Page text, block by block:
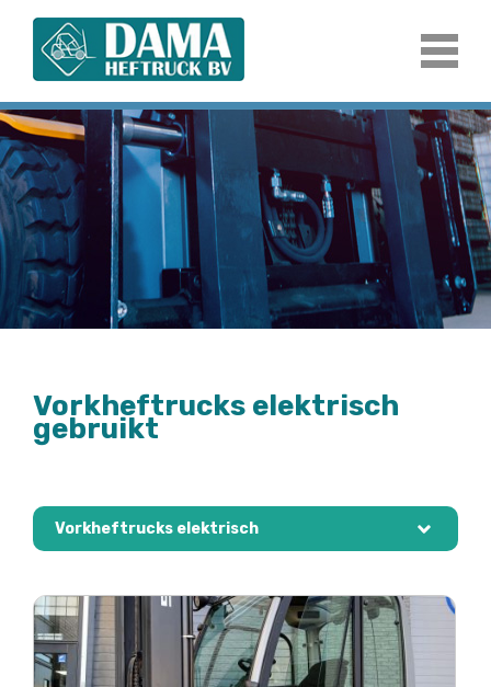
Vorkheftrucks elektrisch
gebruikt
Vorkheftrucks elektrisch